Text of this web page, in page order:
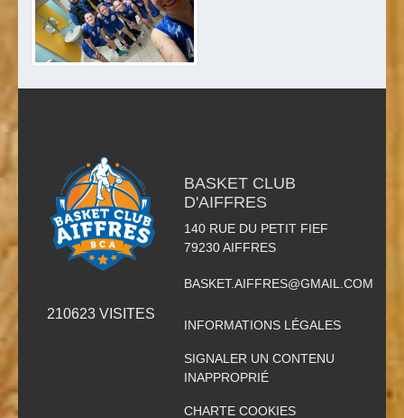
210623 VISITES
BASKET CLUB
D'AIFFRES
140 RUE DU PETIT FIEF
79230AIFFRES
BASKET.AIFFRES@GMAIL.COM
INFORMATIONS LÉGALES
SIGNALER UN CONTENU
INAPPROPRIÉ
CHARTE COOKIES